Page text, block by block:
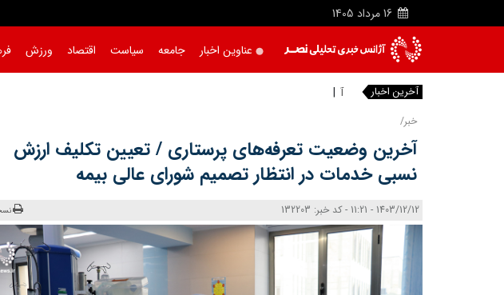
16 مرداد 1405
عناوین اخبار جامعه سیاست اقتصاد ورزش
آخرین اخبار آتش‌ سوزی د
خبر/
آخرین وضعیت تعرفه‌های پرستاری / تعیین تکلیف ارزش
نسبی خدمات در انتظار تصمیم شورای عالی بیمه
1403/12/12 - 11:21 - کد خبر: 132203